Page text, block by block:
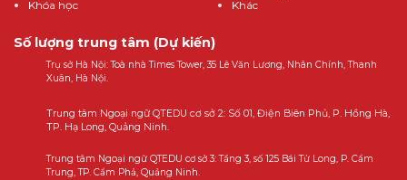
Khóa học
Khác
Số lượng trung tâm (Dự kiến)
Trụ sở Hà Nội: Toà nhà Times Tower, 35 Lê Văn Lương, Nhân Chính, Thanh
Xuân, Hà Nội.
Trung tâm Ngoại ngữ QTEDU cơ sở 2: Số 01, Điện Biên Phủ, P. Hồng Hà,
TP. Hạ Long, Quảng Ninh.
Trung tâm Ngoại ngữ QTEDU cơ sở 3: Tầng 3, số 125 Bái Tử Long, P. Cẩm
Trung, TP. Cẩm Phả, Quảng Ninh.